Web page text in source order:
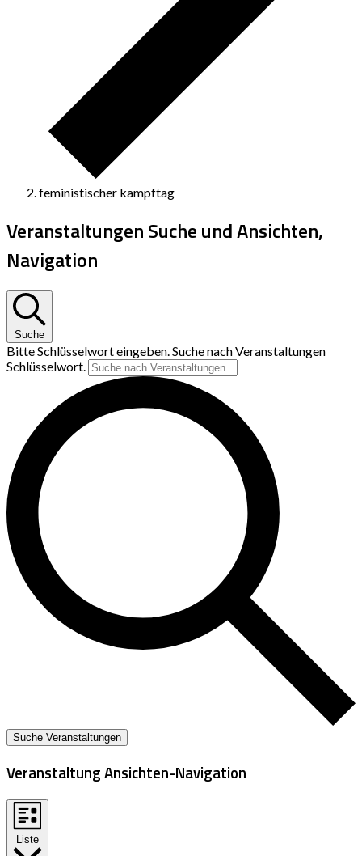
feministischer kampftag
Veranstaltungen Suche und Ansichten,
Navigation
Suche
Bitte Schlüsselwort eingeben. Suche nach Veranstaltungen
Schlüsselwort.
Suche Veranstaltungen
Veranstaltung Ansichten-Navigation
Liste